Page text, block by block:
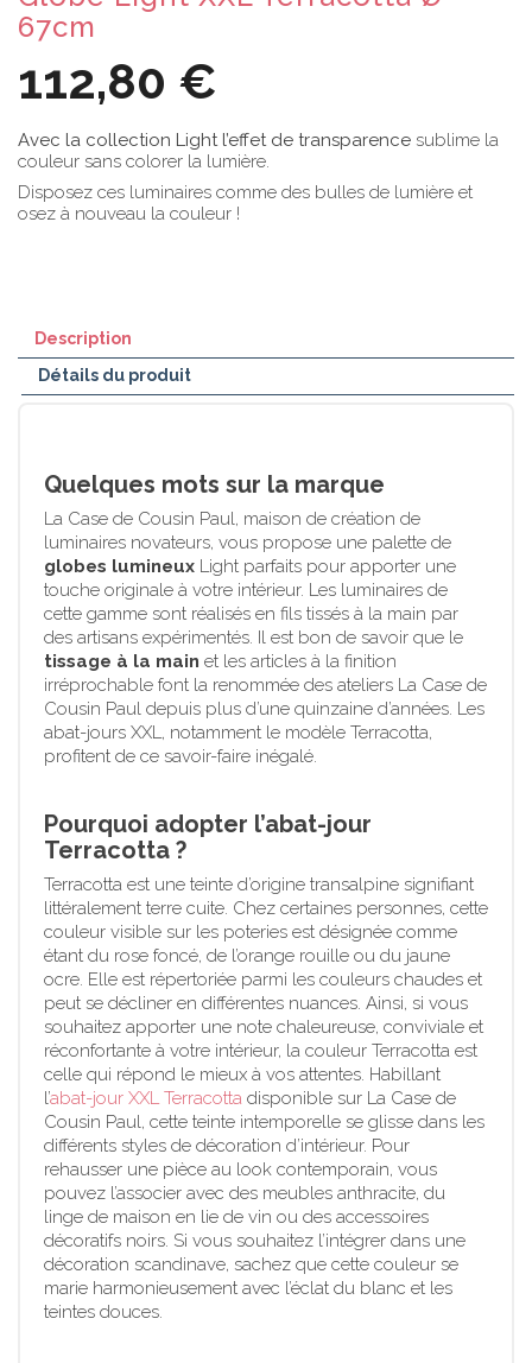
67cm
112,80 €
Avec la collection Light l’effet de transparence sublime la
couleur sans colorer la lumière.
Disposez ces luminaires comme des bulles de lumière et
osez à nouveau la couleur !
Description
Détails du produit
Quelques mots sur la marque
La Case de Cousin Paul, maison de création de
luminaires novateurs, vous propose une palette de
globes lumineux Light parfaits pour apporter une
touche originale à votre intérieur. Les luminaires de
cette gamme sont réalisés en fils tissés à la main par
des artisans expérimentés. Il est bon de savoir que le
tissage à la main et les articles à la finition
irréprochable font la renommée des ateliers La Case de
Cousin Paul depuis plus d’une quinzaine d’années. Les
abat-jours XXL, notamment le modèle Terracotta,
profitent de ce savoir-faire inégalé.
Pourquoi adopter l’abat-jour
Terracotta ?
Terracotta est une teinte d’origine transalpine signifiant
littéralement terre cuite. Chez certaines personnes, cette
couleur visible sur les poteries est désignée comme
étant du rose foncé, de l’orange rouille ou du jaune
ocre. Elle est répertoriée parmi les couleurs chaudes et
peut se décliner en différentes nuances. Ainsi, si vous
souhaitez apporter une note chaleureuse, conviviale et
réconfortante à votre intérieur, la couleur Terracotta est
celle qui répond le mieux à vos attentes. Habillant
l’abat-jour XXL Terracotta disponible sur La Case de
Cousin Paul, cette teinte intemporelle se glisse dans les
différents styles de décoration d’intérieur. Pour
rehausser une pièce au look contemporain, vous
pouvez l’associer avec des meubles anthracite, du
linge de maison en lie de vin ou des accessoires
décoratifs noirs. Si vous souhaitez l’intégrer dans une
décoration scandinave, sachez que cette couleur se
marie harmonieusement avec l’éclat du blanc et les
teintes douces.